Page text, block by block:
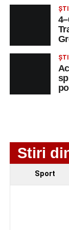
Ultimele
O nouă
cățel a
bușteni
Accident
de 66 de
Stiri
Sport